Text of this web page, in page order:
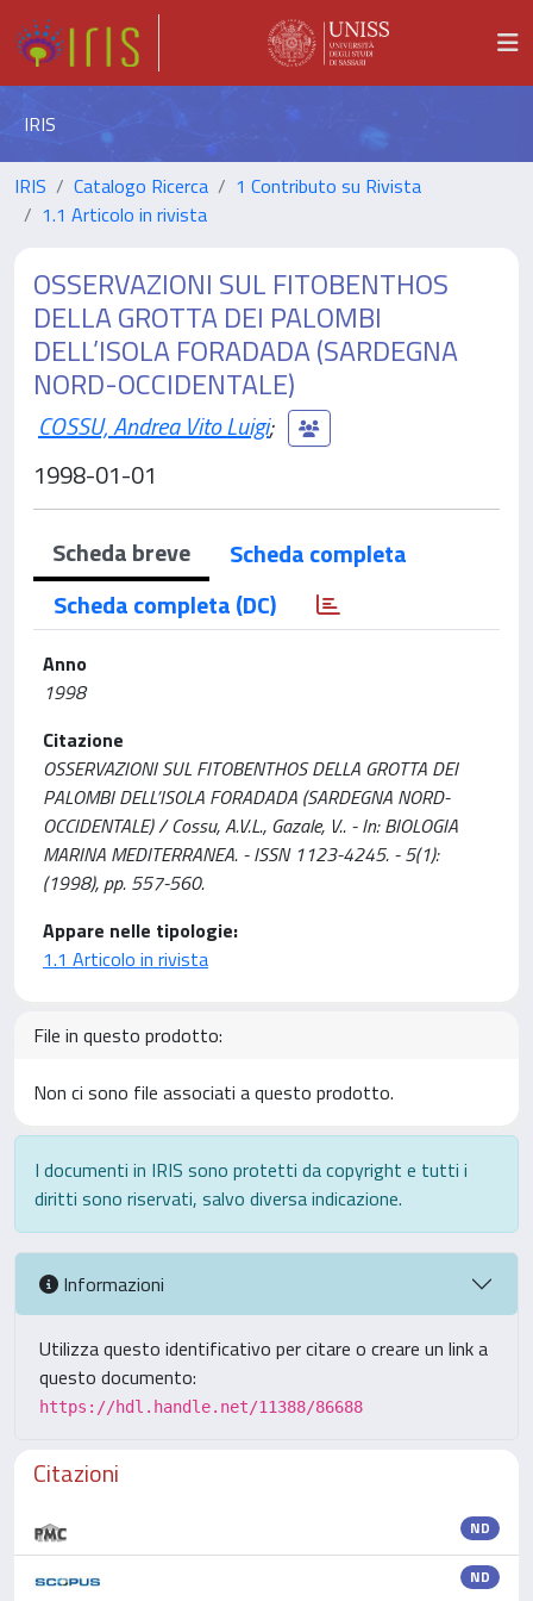
IRIS
IRIS Catalogo Ricerca
1 Contributo su Rivista
1.1 Articolo in rivista
OSSERVAZIONI SUL FITOBENTHOS
DELLA GROTTA DEI PALOMBI
DELL’ISOLA FORADADA (SARDEGNA
NORD-OCCIDENTALE)
COSSU, Andrea Vito Luigi;
1998-01-01
Scheda breve
Scheda completa
Scheda completa (DC)
Anno
1998
Citazione
OSSERVAZIONI SUL FITOBENTHOS DELLA GROTTA DEI
PALOMBI DELL’ISOLA FORADADA (SARDEGNA NORD-
OCCIDENTALE) / Cossu, A.V.L., Gazale, V.. - In: BIOLOGIA
MARINA MEDITERRANEA. - ISSN 1123-4245. - 5(1):
(1998), pp. 557-560.
Appare nelle tipologie:
1.1 Articolo in rivista
File in questo prodotto:
Non ci sono file associati a questo prodotto.
I documenti in IRIS sono protetti da copyright e tutti i
diritti sono riservati, salvo diversa indicazione.
Informazioni
Utilizza questo identificativo per citare o creare un link a
questo documento:
https://hdl.handle.net/11388/86688
Citazioni
ND
ND